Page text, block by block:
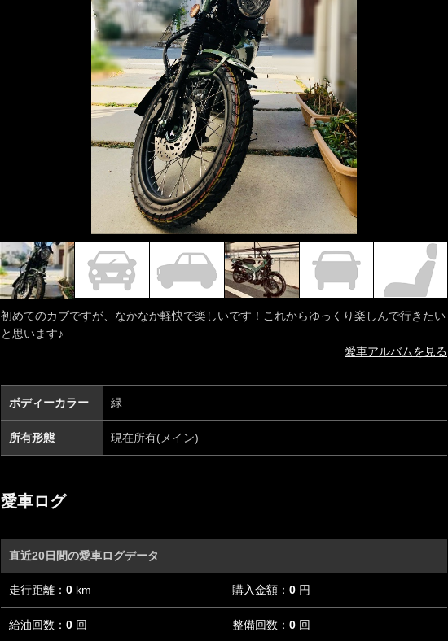
初めてのカブですが、なかなか軽快で楽しいです！これからゆっくり楽しんで行きたい
と思います♪
愛車アルバムを見る
ボディーカラー 緑
所有形態 現在所有(メイン)
愛車ログ
直近20日間の愛車ログデータ
走行距離： 0 km 購入金額： 0 円
給油回数： 0 回 整備回数： 0 回